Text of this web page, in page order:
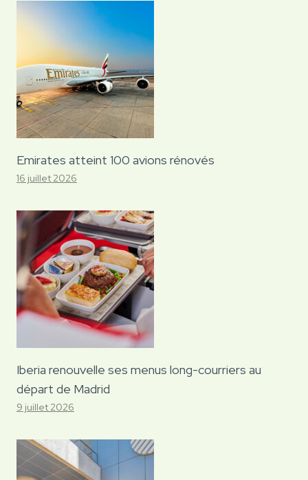
Emirates atteint 100 avions rénovés
16 juillet 2026
Iberia renouvelle ses menus long-courriers au
départ de Madrid
9 juillet 2026